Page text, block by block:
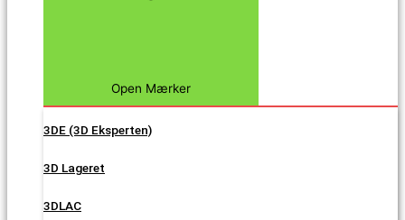
Open Mærker
3DE (3D Eksperten)
3D Lageret
3DLAC